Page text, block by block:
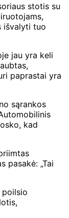
stotis su
išvalyti tuo
jau yra keli
paprastai yra
sąrankos
kad
pasakė: „Tai